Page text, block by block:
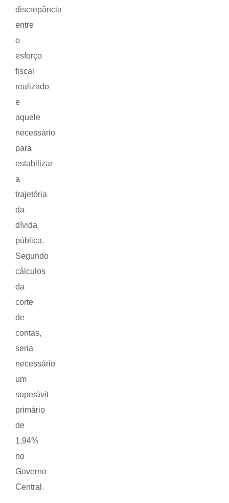
discrepância
entre
o
esforço
fiscal
realizado
e
aquele
necessário
para
estabilizar
a
trajetória
da
dívida
pública.
Segundo
cálculos
da
corte
de
contas,
seria
necessário
um
superávit
primário
de
1,94%
no
Governo
Central.